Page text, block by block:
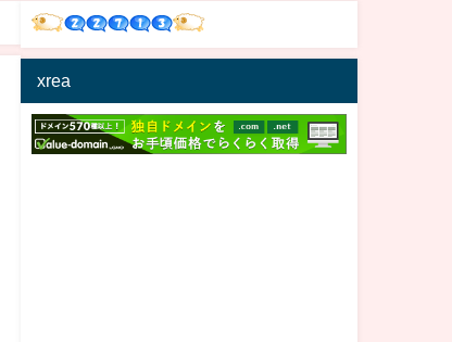
xrea